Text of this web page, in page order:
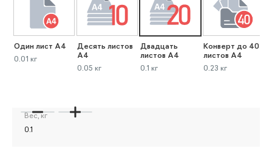
Один лист А4
0.01 кг
Десять листов
А4
0.05 кг
Двадцать
листов А4
0.1 кг
Конверт до 40
листов А4
0.23 кг
Вес, кг